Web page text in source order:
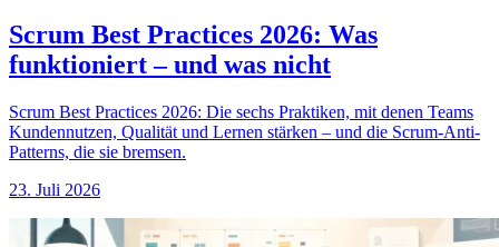
Scrum Best Practices 2026: Was
funktioniert – und was nicht
Scrum Best Practices 2026: Die sechs Praktiken, mit denen Teams
Kundennutzen, Qualität und Lernen stärken – und die Scrum-Anti-
Patterns, die sie bremsen.
23. Juli 2026